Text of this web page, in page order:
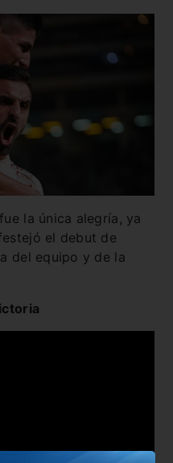
la única alegría, ya
el debut de
del equipo y de la